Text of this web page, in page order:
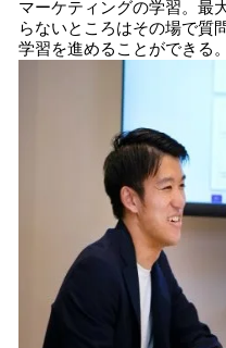
マーケティングの学習。最
らないところはその場で質
学習を進めることができる。